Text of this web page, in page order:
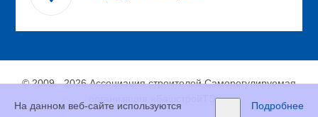
© 2009 - 2026 Ассоциация строителей Саморегулируемая
организация «БашстройТЭК».
На данном веб-сайте используются
Подробнее